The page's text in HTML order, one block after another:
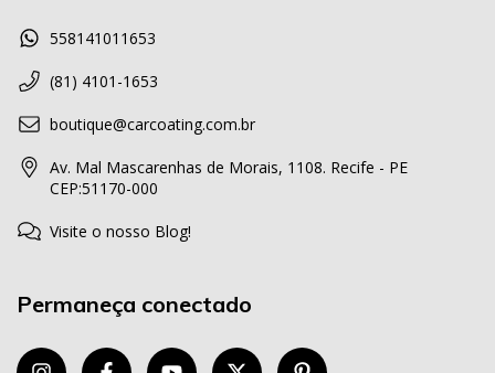
558141011653
(81) 4101-1653
boutique@carcoating.com.br
Av. Mal Mascarenhas de Morais, 1108. Recife - PE
CEP:51170-000
Visite o nosso Blog!
Permaneça conectado